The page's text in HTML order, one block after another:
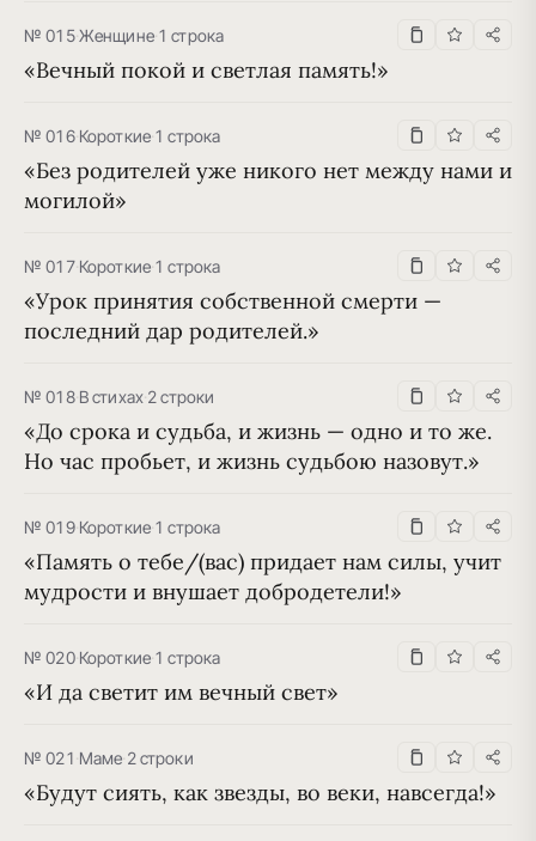
№ 015·Женщине·1 строка
«Вечный покой и светлая память!»
№ 016·Короткие·1 строка
«Без родителей уже никого нет между нами и
могилой»
№ 017·Короткие·1 строка
«Урок принятия собственной смерти —
последний дар родителей.»
№ 018·В стихах·2 строки
«До срока и судьба, и жизнь — одно и то же.
Но час пробьет, и жизнь судьбою назовут.»
№ 019·Короткие·1 строка
«Память о тебе/(вас) придает нам силы, учит
мудрости и внушает добродетели!»
№ 020·Короткие·1 строка
«И да светит им вечный свет»
№ 021·Маме·2 строки
«Будут сиять, как звезды, во веки, навсегда!»